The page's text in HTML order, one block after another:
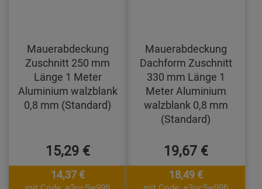
Mauerabdeckung
Zuschnitt 250 mm
Länge 1 Meter
Aluminium walzblank
0,8 mm (Standard)
15,29 €
14,37 €
Mauerabdeckung
Dachform Zuschnitt
330 mm Länge 1
Meter Aluminium
walzblank 0,8 mm
(Standard)
19,67 €
18,49 €